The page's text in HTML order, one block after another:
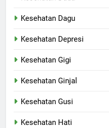
Kesehatan Dagu
Kesehatan Depresi
Kesehatan Gigi
Kesehatan Ginjal
Kesehatan Gusi
Kesehatan Hati